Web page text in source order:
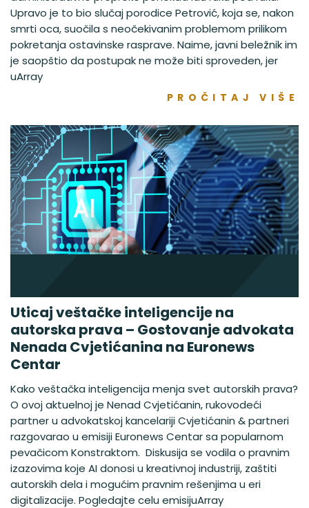
Upravo je to bio slučaj porodice Petrović, koja se, nakon
smrti oca, suočila s neočekivanim problemom prilikom
pokretanja ostavinske rasprave. Naime, javni beležnik im
je saopštio da postupak ne može biti sproveden, jer
uArray
PROČITAJ VIŠE
Uticaj veštačke inteligencije na
autorska prava – Gostovanje advokata
Nenada Cvjetićanina na Euronews
Centar
Kako veštačka inteligencija menja svet autorskih prava?
O ovoj aktuelnoj je Nenad Cvjetićanin, rukovodeći
partner u advokatskoj kancelariji Cvjetićanin & partneri
razgovarao u emisiji Euronews Centar sa popularnom
pevačicom Konstraktom. Diskusija se vodila o pravnim
izazovima koje AI donosi u kreativnoj industriji, zaštiti
autorskih dela i mogućim pravnim rešenjima u eri
digitalizacije. Pogledajte celu emisijuArray